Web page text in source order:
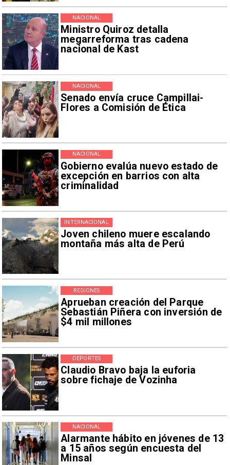
Ministro Quiroz detalla
megarreforma tras cadena
nacional de Kast
NACIONAL
Senado envía cruce Campillai-
Flores a Comisión de Ética
NACIONAL
Gobierno evalúa nuevo estado de
excepción en barrios con alta
criminalidad
NACIONAL
Joven chileno muere escalando
montaña más alta de Perú
INTERNACIONAL
Aprueban creación del Parque
Sebastián Piñera con inversión de
$4 mil millones
REGIONES
Claudio Bravo baja la euforia
sobre fichaje de Vozinha
DEPORTES
Alarmante hábito en jóvenes de 13
a 15 años según encuesta del
Minsal
NACIONAL